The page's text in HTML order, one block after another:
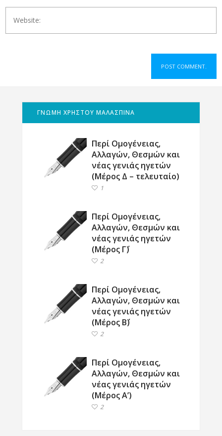
ΓΝΩΜΗ ΧΡΗΣΤΟΥ ΜΑΛΑΣΠΙΝΑ
Περί Ομογένειας,
Αλλαγών, Θεσμών και
νέας γενιάς ηγετών
(Μέρος Δ – τελευταίο)
1
Περί Ομογένειας,
Αλλαγών, Θεσμών και
νέας γενιάς ηγετών
(Μέρος Γ΄)
2
Περί Ομογένειας,
Αλλαγών, Θεσμών και
νέας γενιάς ηγετών
(Μέρος Β΄)
2
Περί Ομογένειας,
Αλλαγών, Θεσμών και
νέας γενιάς ηγετών
(Μέρος Α’)
2